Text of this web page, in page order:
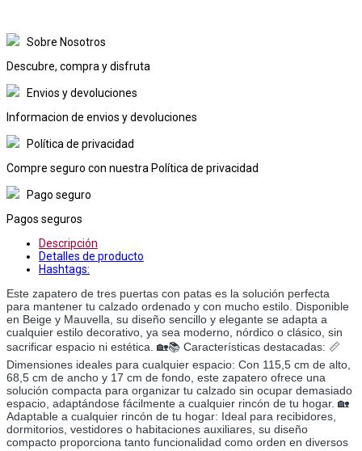
Sobre Nosotros
Descubre, compra y disfruta
Envios y devoluciones
Informacion de envios y devoluciones
Política de privacidad
Compre seguro con nuestra Política de privacidad
Pago seguro
Pagos seguros
Descripción
Detalles de producto
Hashtags:
Este zapatero de tres puertas con patas es la solución perfecta
para mantener tu calzado ordenado y con mucho estilo. Disponible
en Beige y Mauvella, su diseño sencillo y elegante se adapta a
cualquier estilo decorativo, ya sea moderno, nórdico o clásico, sin
sacrificar espacio ni estética. 🏡📚 Características destacadas: 📏
Dimensiones ideales para cualquier espacio: Con 115,5 cm de alto,
68,5 cm de ancho y 17 cm de fondo, este zapatero ofrece una
solución compacta para organizar tu calzado sin ocupar demasiado
espacio, adaptándose fácilmente a cualquier rincón de tu hogar. 🏡
Adaptable a cualquier rincón de tu hogar: Ideal para recibidores,
dormitorios, vestidores o habitaciones auxiliares, su diseño
compacto proporciona tanto funcionalidad como orden en diversos